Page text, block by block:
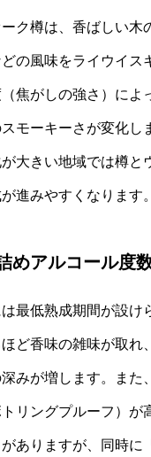
ク樽は、香ばしい木
の風味をライウイス
焦がしの強さ）によ
モーキーさが変化し
大きい地域では樽と
進みやすくなります。
めアルコール度
最低熟成期間が設け
ど香味の雑味が取れ
みが増します。また
リングプルーフ）が
ありますが、同時に